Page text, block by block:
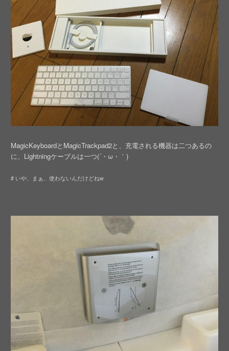
MagicKeyboardとMagicTrackpad2と、充電される機器は二つあるの
に、Lightningケーブルは一つ(´・ω・｀)
# いや、まぁ、使わないんだけどねw